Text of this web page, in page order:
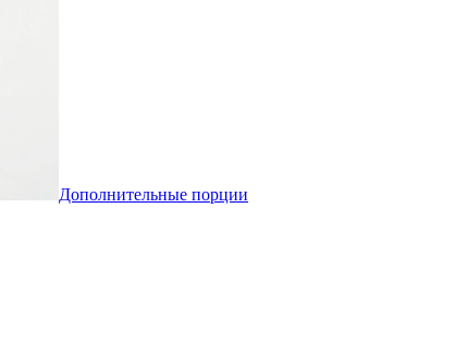
Дополнительные порции